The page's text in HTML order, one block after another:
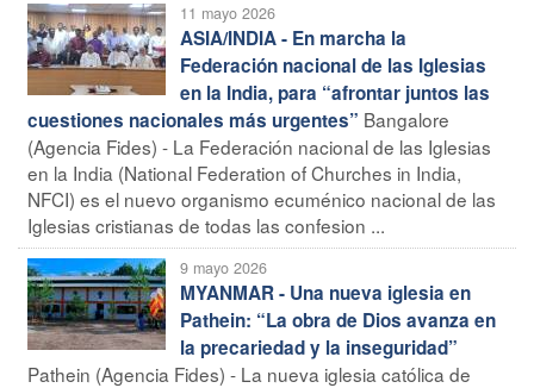
11 mayo 2026
ASIA/INDIA - En marcha la
Federación nacional de las Iglesias
en la India, para “afrontar juntos las
cuestiones nacionales más urgentes” Bangalore
(Agencia Fides) - La Federación nacional de las Iglesias
en la India (National Federation of Churches in India,
NFCI) es el nuevo organismo ecuménico nacional de las
Iglesias cristianas de todas las confesion ...
9 mayo 2026
MYANMAR - Una nueva iglesia en
Pathein: “La obra de Dios avanza en
la precariedad y la inseguridad”
Pathein (Agencia Fides) - La nueva iglesia católica de